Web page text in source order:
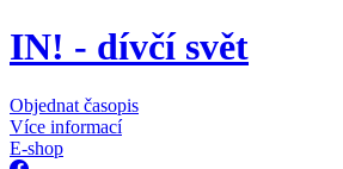
IN! - dívčí svět
Objednat časopis
Více informací
E-shop